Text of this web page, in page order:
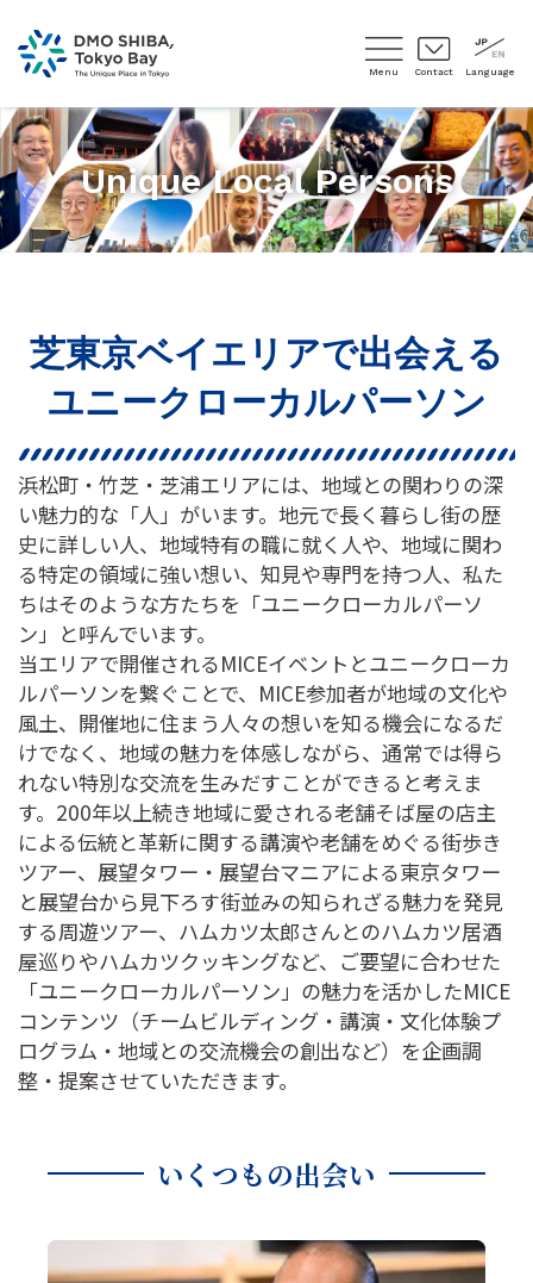
Menu Contact Language
Unique Local Persons
芝東京ベイエリアで出会える
ユニークローカルパーソン
浜松町・竹芝・芝浦エリアには、地域との関わりの深
い魅力的な「人」がいます。地元で長く暮らし街の歴
史に詳しい人、地域特有の職に就く人や、地域に関わ
る特定の領域に強い想い、知見や専門を持つ人、私た
ちはそのような方たちを「ユニークローカルパーソ
ン」と呼んでいます。
当エリアで開催されるMICEイベントとユニークローカ
ルパーソンを繋ぐことで、MICE参加者が地域の文化や
風土、開催地に住まう人々の想いを知る機会になるだ
けでなく、地域の魅力を体感しながら、通常では得ら
れない特別な交流を生みだすことができると考えま
す。200年以上続き地域に愛される老舗そば屋の店主
による伝統と革新に関する講演や老舗をめぐる街歩き
ツアー、展望タワー・展望台マニアによる東京タワー
と展望台から見下ろす街並みの知られざる魅力を発見
する周遊ツアー、ハムカツ太郎さんとのハムカツ居酒
屋巡りやハムカツクッキングなど、ご要望に合わせた
「ユニークローカルパーソン」の魅力を活かしたMICE
コンテンツ（チームビルディング・講演・文化体験プ
ログラム・地域との交流機会の創出など）を企画調
整・提案させていただきます。
いくつもの出会い